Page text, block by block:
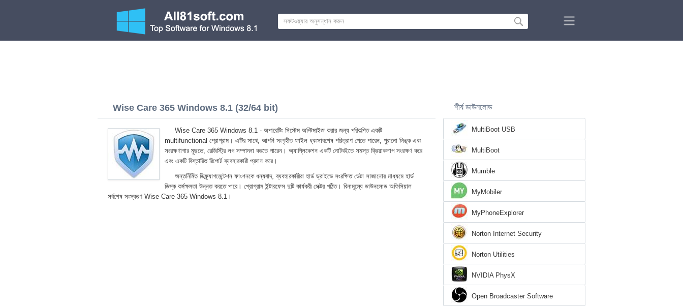
Wise Care 365 Windows 8.1 (32/64 bit)
Wise Care 365 Windows 8.1 - অপারেটিং সিস্টেম অপ্টিমাইজ করার জন্য পরিকল্পিত একটি
multifunctional প্রোগ্রাম। এটির সাথে, আপনি সংগৃহীত ফাইল ধ্বংসাবশেষ পরিত্রাণ পেতে পারেন, পুরানো লিঙ্ক এবং
সংরক্ষণাগার মুছতে, রেজিস্ট্রি লগ সম্পাদনা করতে পারেন। অ্যাপ্লিকেশন একটি নোটবইতে সমস্ত ক্রিয়াকলাপ সংরক্ষণ করে
এবং একটি বিস্তারিত রিপোর্ট ব্যবহারকারী প্রদান করে।
অন্তর্নির্মিত ডিফ্র্যাগমেন্টেশন ফাংশনকে ধন্যবাদ, ব্যবহারকারীরা হার্ড ড্রাইভে সংরক্ষিত ডেটা সাজানোর মাধ্যমে হার্ড
ডিস্ক কর্মক্ষমতা উন্নত করতে পারে। প্রোগ্রাম ইন্টারফেস দুটি কার্যকরী সেক্টর গঠিত। বিনামূল্যে ডাউনলোড অফিসিয়াল
সর্বশেষ সংস্করণ Wise Care 365 Windows 8.1।
শীর্ষ ডাউনলোড
MultiBoot USB
MultiBoot
Mumble
MyMobiler
MyPhoneExplorer
Norton Internet Security
Norton Utilities
NVIDIA PhysX
Open Broadcaster Software